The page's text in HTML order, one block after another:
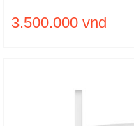
3.500.000 vnd